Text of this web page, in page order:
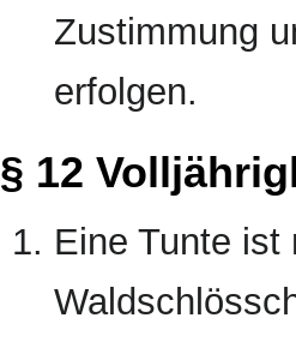
Zustimmung
erfolgen.
§ 12
Eine Tunte ist